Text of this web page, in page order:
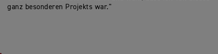
ganz besonderen Projekts war."